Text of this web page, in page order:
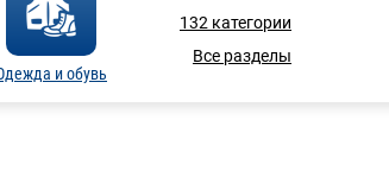
и обувь
132 категории
Все разделы